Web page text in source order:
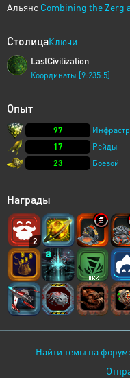
Альянс Combining the Zerg
СтолицаКлючи
LastCivilization
Координаты [9:235:5]
Опыт
97
17
Рейды
23
Боевой
Награды
2
Найти темы на